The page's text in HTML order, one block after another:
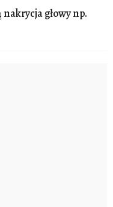
głowy np.